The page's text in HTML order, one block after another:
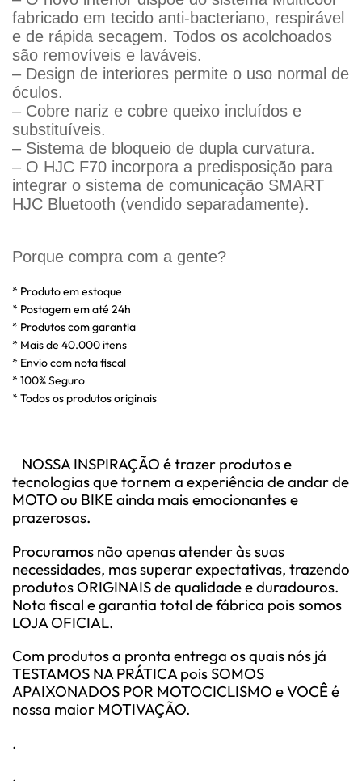
fabricado em tecido anti-bacteriano, respirável
e de rápida secagem. Todos os acolchoados
são removíveis e laváveis.
– Design de interiores permite o uso normal de
óculos.
– Cobre nariz e cobre queixo incluídos e
substituíveis.
– Sistema de bloqueio de dupla curvatura.
– O HJC F70 incorpora a predisposição para
integrar o sistema de comunicação SMART
HJC Bluetooth (vendido separadamente).
Porque compra com a gente?
* Produto em estoque
* Postagem em até 24h
* Produtos com garantia
* Mais de 40.000 itens
* Envio com nota fiscal
* 100% Seguro
* Todos os produtos originais
NOSSA INSPIRAÇÃO é trazer produtos e
tecnologias que tornem a experiência de andar de
MOTO ou BIKE ainda mais emocionantes e
prazerosas.
Procuramos não apenas atender às suas
necessidades, mas superar expectativas, trazendo
produtos ORIGINAIS de qualidade e duradouros.
Nota fiscal e garantia total de fábrica pois somos
LOJA OFICIAL.
Com produtos a pronta entrega os quais nós já
TESTAMOS NA PRÁTICA pois SOMOS
APAIXONADOS POR MOTOCICLISMO e VOCÊ é
nossa maior MOTIVAÇÃO.
.
.